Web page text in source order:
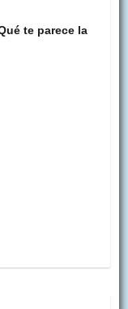
te parece la